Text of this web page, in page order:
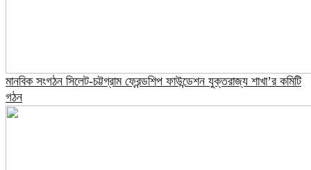
মানবিক সংগঠন সিলেট-চট্টগ্রাম ফ্রেন্ডশিপ ফাউন্ডেশন যুক্তরাজ্য শাখা’র কমিটি
গঠন